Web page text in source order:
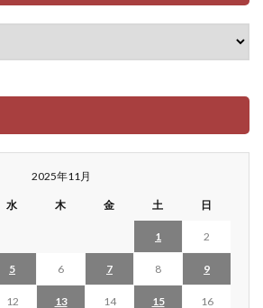
2025年11月
水 木 金 土 日
1 2
5 6 7 8 9
12 13 14 15 16